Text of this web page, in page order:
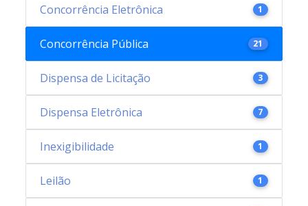
Concorrência Eletrônica 1
Concorrência Pública 21
Dispensa de Licitação 3
Dispensa Eletrônica 7
Inexigibilidade 1
Leilão 1